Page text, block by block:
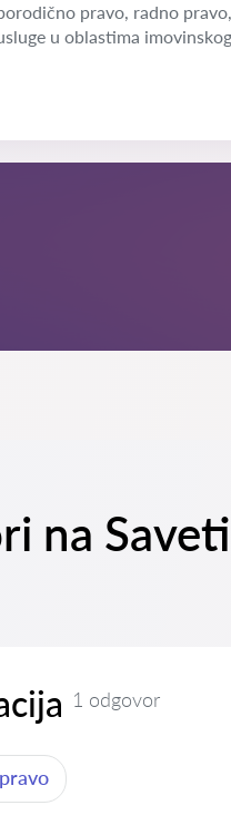
pravo, radno
u oblastima
na
1 odgovor